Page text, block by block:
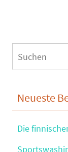
Neueste
Die